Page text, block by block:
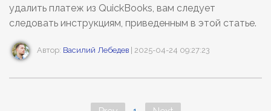
Юриспруденция
Здравоохранение
Финансы
Правительство
Издательство
удалить платеж из QuickBooks, вам следует
следовать инструкциям, приведенным в этой статье.
Автор: Василий Лебедев | 2025-04-24 09:27:23